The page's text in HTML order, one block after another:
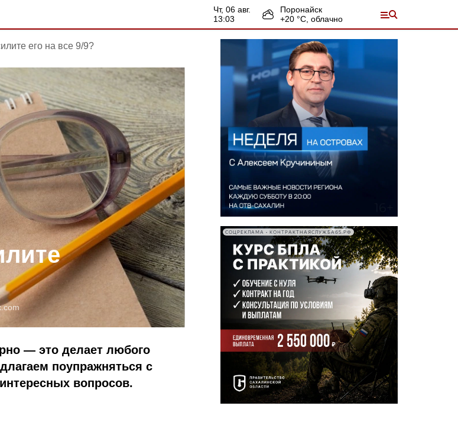
чт, 06 авг.
13:03
Поронайск
+20 °С, облачно
его на все 9/9?
— это делает любого
поупражняться с
вопросов.
СОЦРЕКЛАМА • КОНТРАКТНАЯСЛУЖБА65.РФ